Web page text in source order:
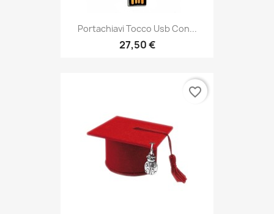
Portachiavi Tocco Usb Con...
27,50 €
favorite_border